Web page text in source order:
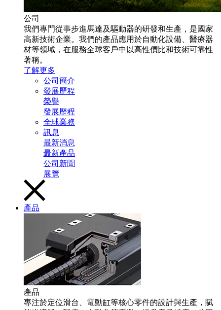
公司
我們專門從事步進馬達及驅動器的研發和生產，是國家
高新技術企業。我們的產品應用於自動化設備、醫療器
材等領域，在服務全球客戶中以高性價比和技術可靠性
著稱。
了解更多
公司簡介
發展歷程
榮譽
發展歷程
全球業務
訊息
最新消息
最新產品
公司新聞
展覽
產品
產品
專注於定位滑台、電動缸等核心零件的設計與生產，賦